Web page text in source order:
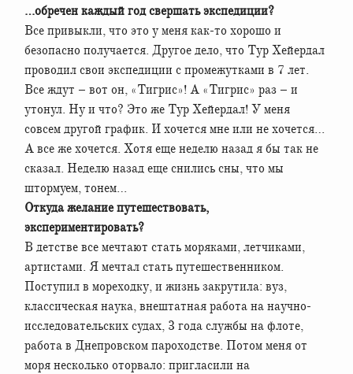
…обречен каждый год свершать экспедиции?
Все привыкли, что это у меня как-то хорошо и
безопасно получается. Другое дело, что Тур Хейердал
проводил свои экспедиции с промежутками в 7 лет.
Все ждут – вот он, «Тигрис»! А «Тигрис» раз – и
утонул. Ну и что? Это же Тур Хейердал! У меня
совсем другой график. И хочется мне или не хочется…
А все же хочется. Хотя еще неделю назад я бы так не
сказал. Неделю назад еще снились сны, что мы
штормуем, тонем…
Откуда желание путешествовать,
экспериментировать?
В детстве все мечтают стать моряками, летчиками,
артистами. Я мечтал стать путешественником.
Поступил в мореходку, и жизнь закрутила: вуз,
классическая наука, внештатная работа на научно-
исследовательских судах, 3 года службы на флоте,
работа в Днепровском пароходстве. Потом меня от
моря несколько оторвало: пригласили на